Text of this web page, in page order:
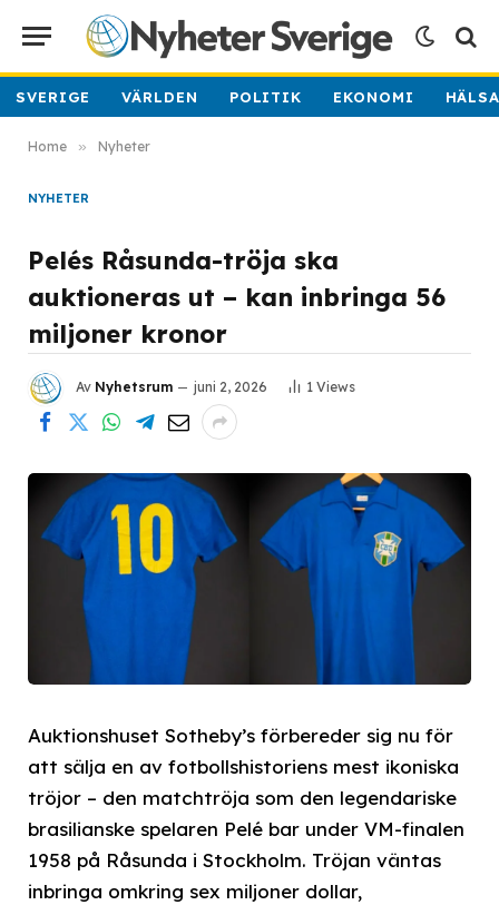
SVERIGE VÄRLDEN POLITIK EKONOMI
Home » Nyheter
NYHETER
Pelés Råsunda-tröja ska
auktioneras ut – kan inbringa 56
miljoner kronor
Av Nyhetsrum juni 2, 2026 1 Views
Auktionshuset Sotheby’s förbereder sig nu för
att sälja en av fotbollshistoriens mest ikoniska
tröjor – den matchtröja som den legendariske
brasilianske spelaren Pelé bar under VM-finalen
1958 på Råsunda i Stockholm. Tröjan väntas
inbringa omkring sex miljoner dollar,